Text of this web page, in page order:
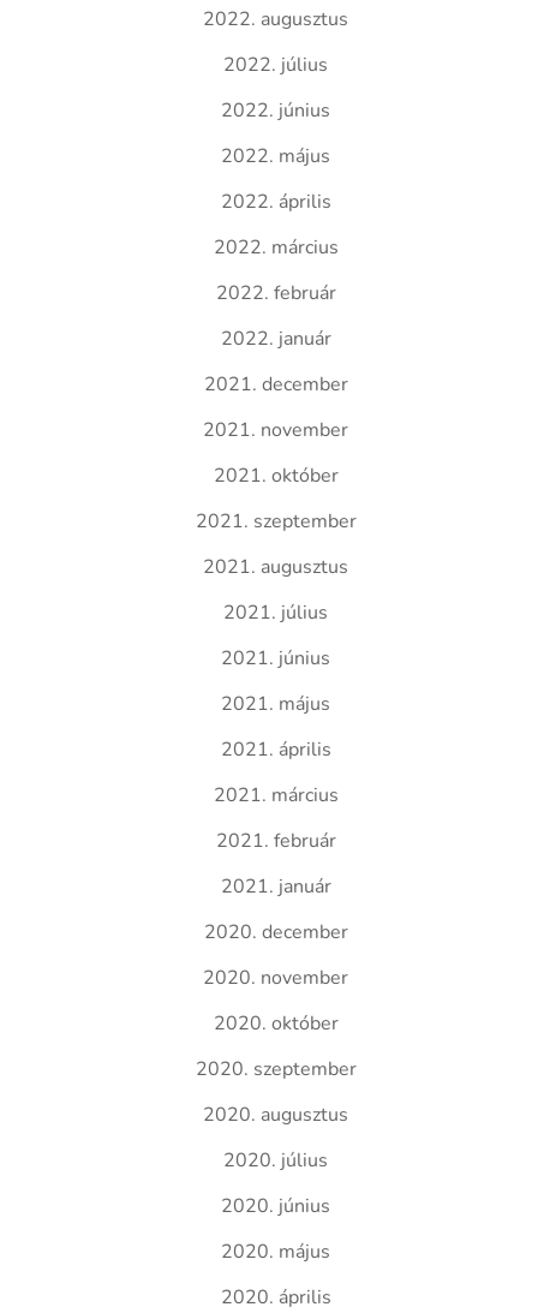
2022. augusztus
2022. július
2022. június
2022. május
2022. április
2022. március
2022. február
2022. január
2021. december
2021. november
2021. október
2021. szeptember
2021. augusztus
2021. július
2021. június
2021. május
2021. április
2021. március
2021. február
2021. január
2020. december
2020. november
2020. október
2020. szeptember
2020. augusztus
2020. július
2020. június
2020. május
2020. április